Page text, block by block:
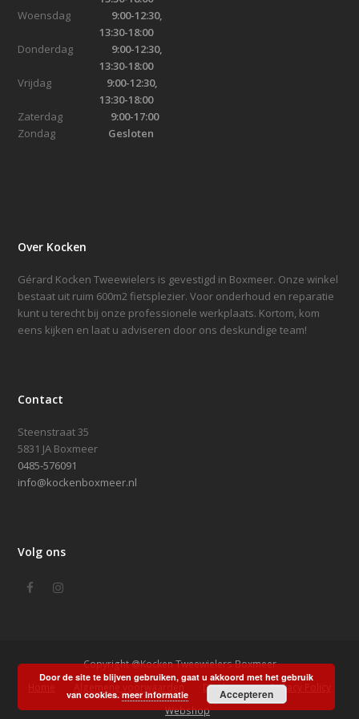
Woensdag
9:00-12:30,
13:30-18:00
Donderdag 9:00-12:30,
13:30-18:00
Vrijdag 9:00-12:30,
13:30-18:00
Zaterdag 9:00-17:00
Zondag Gesloten
Over Kocken
Gérard Kocken Tweewielers is gevestigd in Boxmeer. Onze winkel
bestaat uit ruim 600m2 fietsplezier. Voor onderhoud en reparatie
kunt u terecht bij onze professionele werkplaats. Kortom, kom
eens kijken en laat u adviseren door ons deskundige team!
Contact
Steenstraat 35
5831 JA Boxmeer
0485-576091
info@kockenboxmeer.nl
Volg ons
FacebookInstagram
Copyright @Kocken Tweewielers Boxmeer
Algemene voorwaarden Disclaimer
Privacy Policy
Webshop
Door de site te blijven gebruiken, gaat u akkoord met het gebruik
van cookies. meer informatie Accepteren